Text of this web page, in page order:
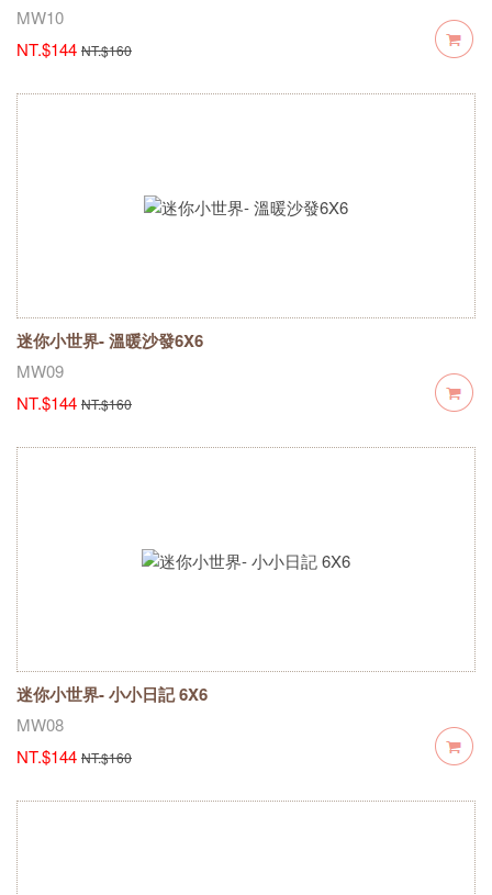
MW10
NT.$144 NT.$160
迷你小世界- 溫暖沙發6X6
MW09
NT.$144 NT.$160
迷你小世界- 小小日記 6X6
MW08
NT.$144 NT.$160